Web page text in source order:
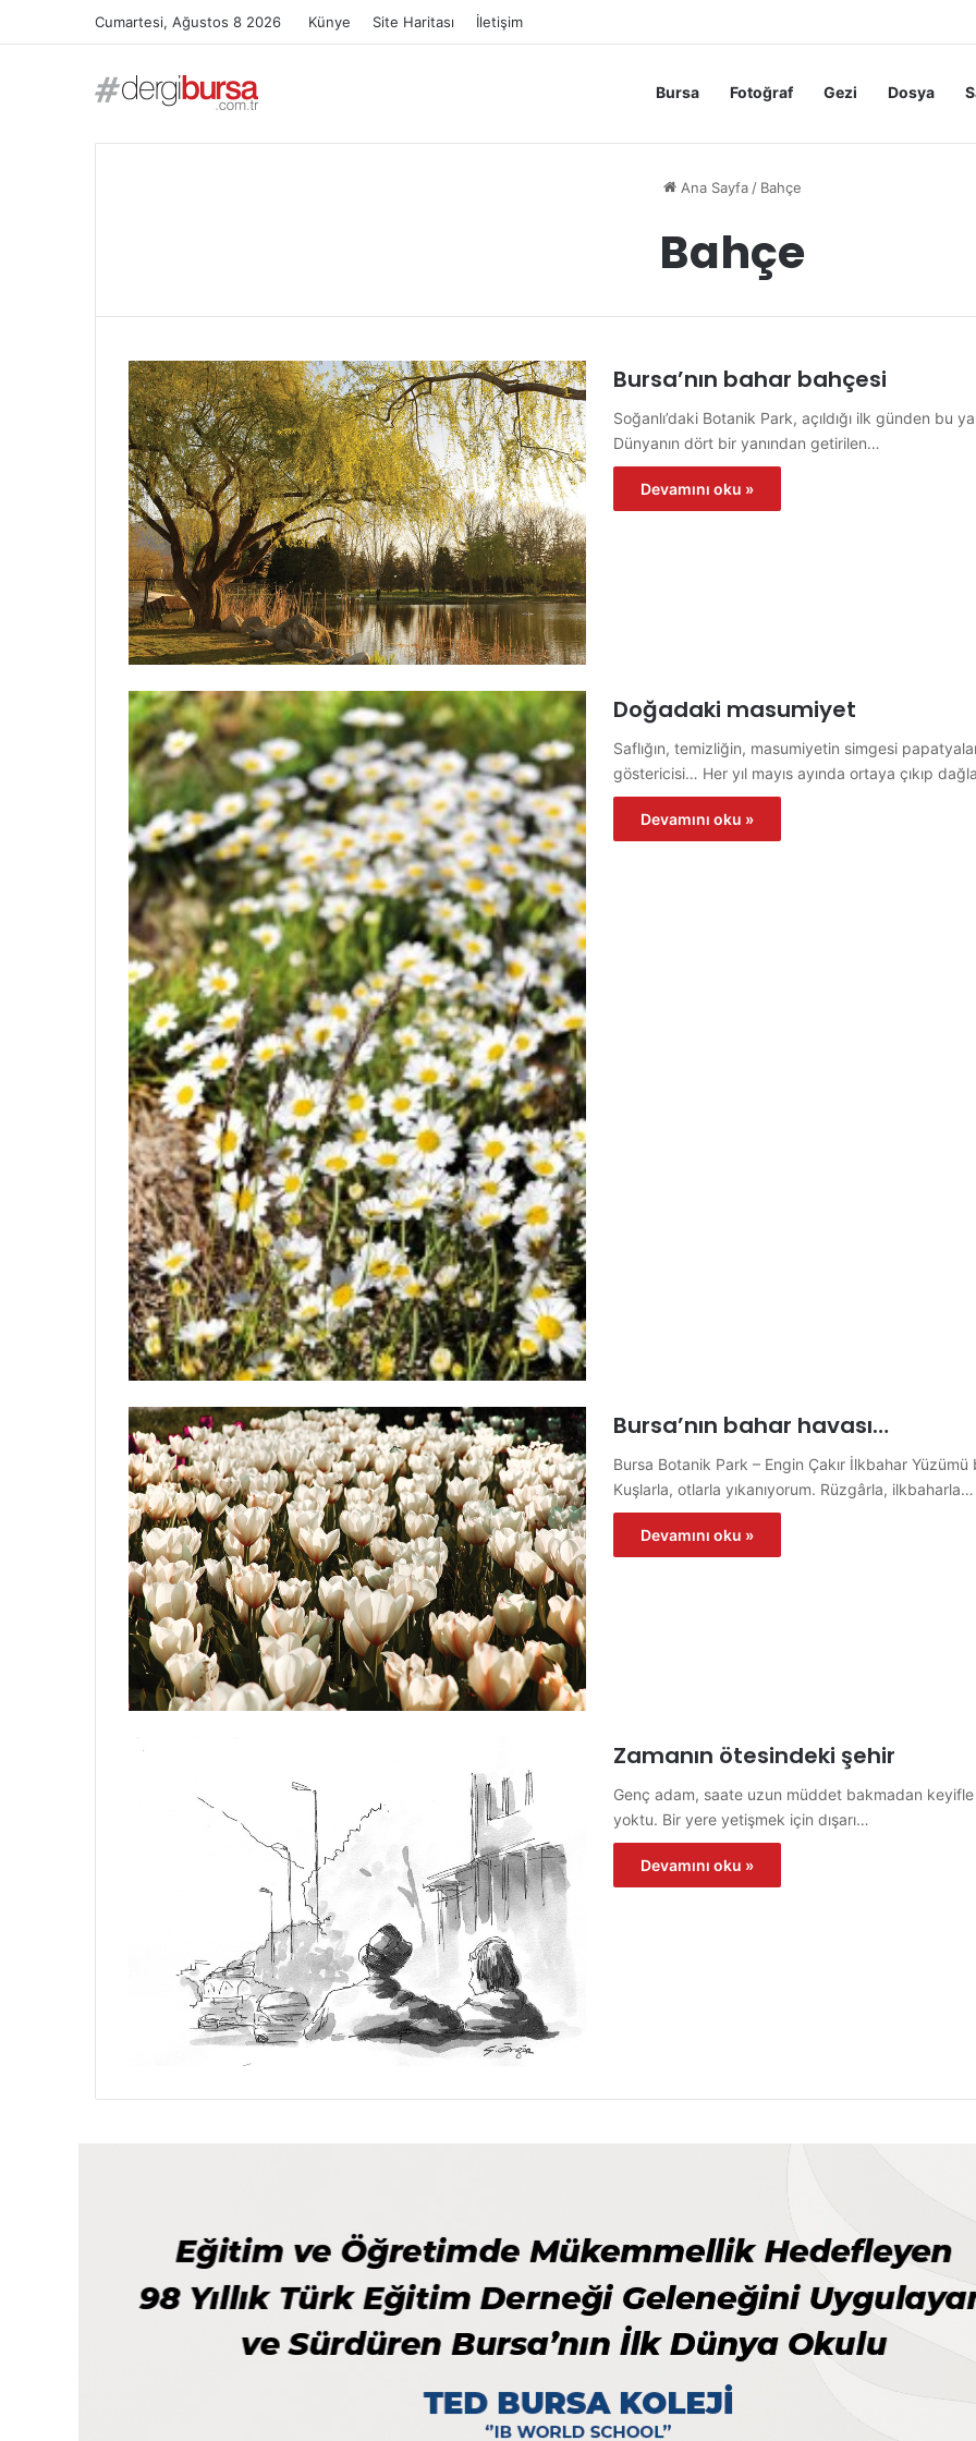
Cumartesi, Ağustos 8 2026 Künye Site Haritası İletişim
Bursa Fotoğraf Gezi Dosya
Ana Sayfa / Bahçe
Bahçe
Bursa’nın bahar bahçesi
Soğanlı’daki Botanik Park, açıldığı ilk günden bu
Dünyanın dört bir yanından getirilen…
Devamını oku »
Doğadaki masumiyet
Saflığın, temizliğin, masumiyetin simgesi
göstericisi… Her yıl mayıs ayında ortaya çıkıp
Devamını oku »
Bursa’nın bahar havası…
Bursa Botanik Park – Engin Çakır İlkbahar Yüzümü
Kuşlarla, otlarla yıkanıyorum. Rüzgârla,
Devamını oku »
Zamanın ötesindeki şehir
Genç adam, saate uzun müddet bakmadan
yoktu. Bir yere yetişmek için dışarı…
Devamını oku »